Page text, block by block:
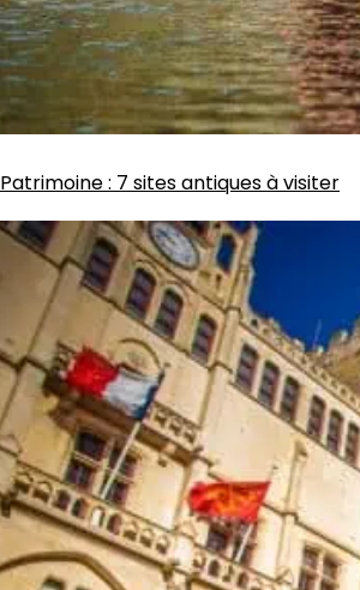
Patrimoine: 7 sites antiques à visiter